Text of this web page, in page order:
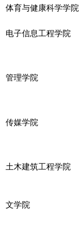
体育与健康科学学院
电子信息工程学院
管理学院
传媒学院
土木建筑工程学院
文学院